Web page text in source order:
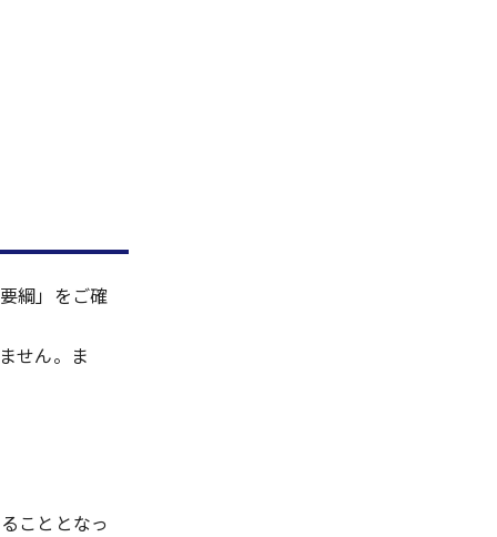
綱」をご確
せん。ま
こととなっ